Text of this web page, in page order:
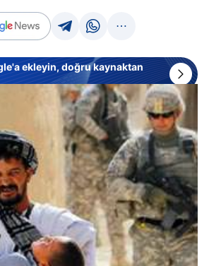
ekleyin, doğru kaynaktan